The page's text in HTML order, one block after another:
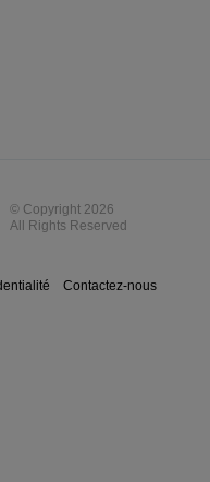
© Copyright 2026
All Rights Reserved
Contactez-nous